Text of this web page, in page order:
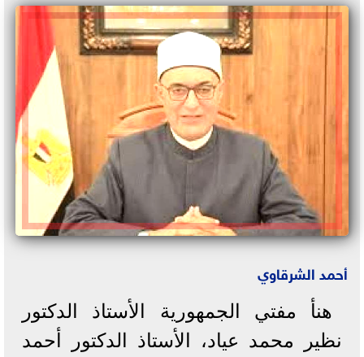
أحمد الشرقاوي
هنأ مفتي الجمهورية الأستاذ الدكتور
نظير محمد عياد، الأستاذ الدكتور أحمد